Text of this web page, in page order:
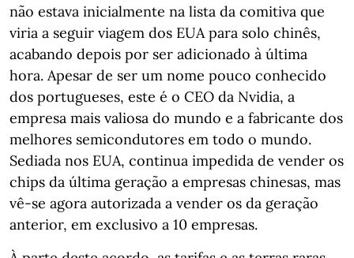
não estava inicialmente na lista da comitiva que
viria a seguir viagem dos EUA para solo chinês,
acabando depois por ser adicionado à última
hora. Apesar de ser um nome pouco conhecido
dos portugueses, este é o CEO da Nvidia, a
empresa mais valiosa do mundo e a fabricante dos
melhores semicondutores em todo o mundo.
Sediada nos EUA, continua impedida de vender os
chips da última geração a empresas chinesas, mas
vê-se agora autorizada a vender os da geração
anterior, em exclusivo a 10 empresas.